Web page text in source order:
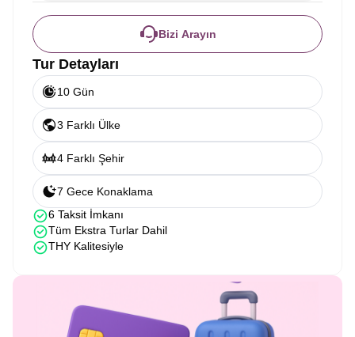
Bizi Arayın
Tur Detayları
10 Gün
3 Farklı Ülke
4 Farklı Şehir
7 Gece Konaklama
6 Taksit İmkanı
Tüm Ekstra Turlar Dahil
THY Kalitesiyle